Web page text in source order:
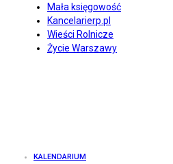
Mała księgowość
Kancelarierp.pl
Wieści Rolnicze
Życie Warszawy
KALENDARIUM